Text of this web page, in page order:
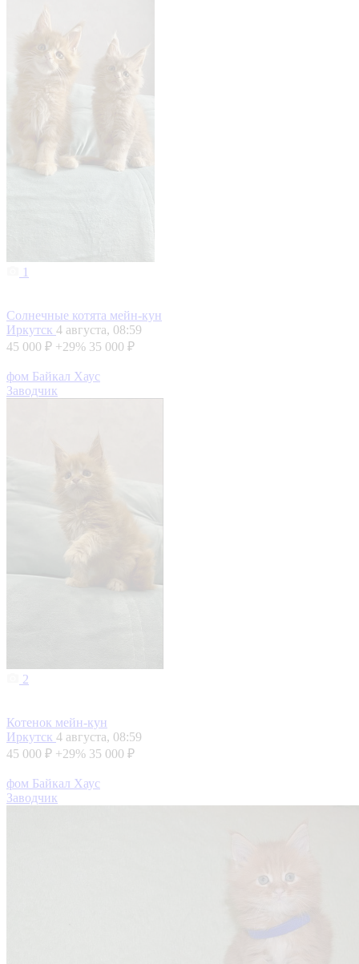
1
Солнечные котята мейн-кун
Иркутск 4 августа, 08:59
45 000 ₽ +29% 35 000 ₽
фом Байкал Хаус
Заводчик
2
Котенок мейн-кун
Иркутск 4 августа, 08:59
45 000 ₽ +29% 35 000 ₽
фом Байкал Хаус
Заводчик